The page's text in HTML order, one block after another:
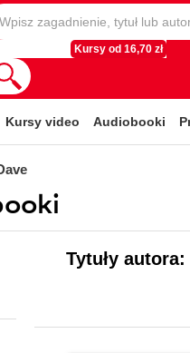
Kursy od 16,70 zł
Kursy video Audiobooki
Tytuły